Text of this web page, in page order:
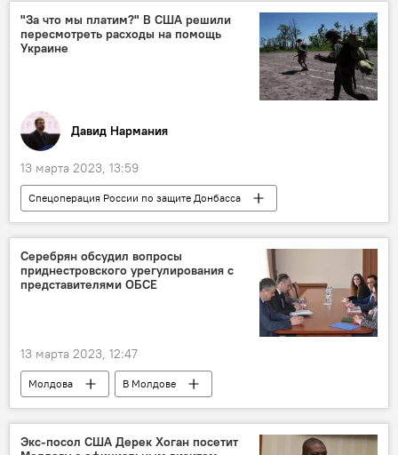
протест
Мультимедиа
"За что мы платим?" В США решили
пересмотреть расходы на помощь
Украине
Давид Нармания
13 марта 2023, 13:59
Спецоперация России по защите Донбасса
В мире
США
Украина
Аналитика
колумнистика
Серебрян обсудил вопросы
приднестровского урегулирования с
представителями ОБСЕ
13 марта 2023, 12:47
Молдова
В Молдове
Приднестровье
Олег Серебрян
Экс-посол США Дерек Хоган посетит